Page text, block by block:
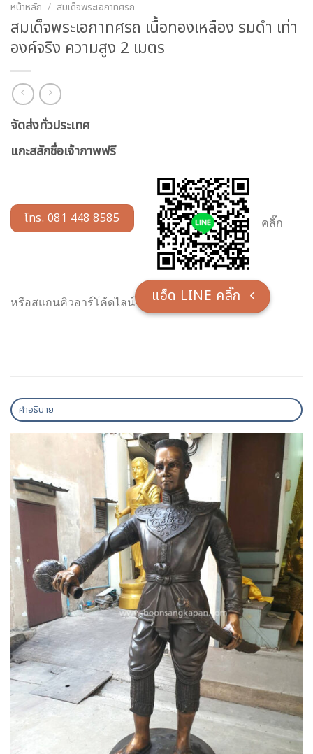
หน้าหลัก / สมเด็จพระเอกาทศรถ
สมเด็จพระเอกาทศรถ เนื้อทองเหลือง รมดำ เท่า
องค์จริง ความสูง 2 เมตร
จัดส่งทั่วประเทศ
แกะสลักชื่อเจ้าภาพฟรี
โทร. 081 448 8585 คลิ๊ก
หรือสแกนคิวอาร์โค้ดไลน์ แอ็ด LINE คลิ๊ก
คำอธิบาย